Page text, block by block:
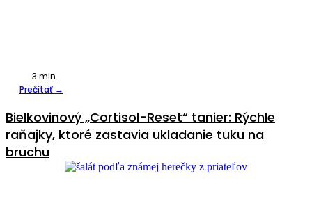
3 min.
Prečítať →
Bielkovinový „Cortisol-Reset“ tanier: Rýchle
raňajky, ktoré zastavia ukladanie tuku na
bruchu